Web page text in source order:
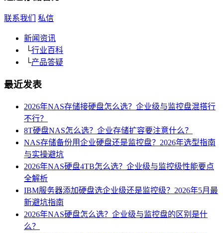
联系我们 私信
新闻资讯
└行业百科
└产品答疑
最近发表
2026年NAS存储接硬盘怎么选？企业级与监控盘混搭行
不行？
8T硬盘NAS怎么选？企业存储扩容要注意什么？
NAS存储备份用企业硬盘还是监控盘？2026年选型指南
与实操避坑
2026年NAS硬盘4TB怎么选？企业级与监控级性能要点
全解析
IBM服务器添加硬盘选企业级还是监控级？2026年5月最
新避坑指南
2026年NAS硬盘怎么选？企业级与监控盘的区别是什
么？